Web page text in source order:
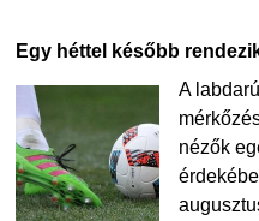
Egy héttel később
A
nézők